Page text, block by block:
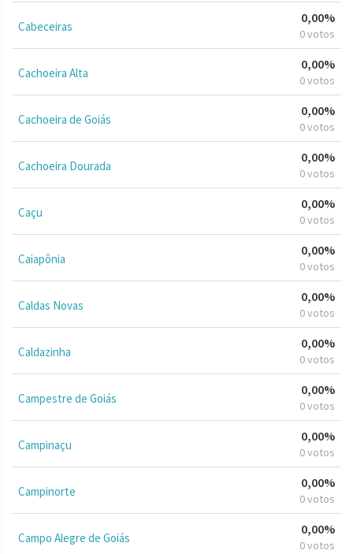
Cabeceiras
0,00%
0 votos
Cachoeira Alta
0,00%
0 votos
Cachoeira de Goiás
0,00%
0 votos
Cachoeira Dourada
0,00%
0 votos
Caçu
0,00%
0 votos
Caiapônia
0,00%
0 votos
Caldas Novas
0,00%
0 votos
Caldazinha
0,00%
0 votos
Campestre de Goiás
0,00%
0 votos
Campinaçu
0,00%
0 votos
Campinorte
0,00%
0 votos
Campo Alegre de Goiás
0,00%
0 votos